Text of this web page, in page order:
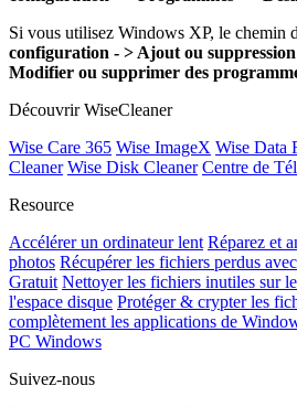
Si vous utilisez Windows XP, le chemin
configuration - > Ajout ou
Modifier ou supprimer des
Découvrir WiseCleaner
Wise Care 365 Wise ImageX Wise Data
Cleaner Wise Disk Cleaner Centre de
Resource
Accélérer un ordinateur lent Réparez et
photos Récupérer les fichiers perdus
Gratuit Nettoyer les fichiers inutiles sur
l'espace disque Protéger & crypter les
complètement les applications de
PC Windows
Suivez-nous